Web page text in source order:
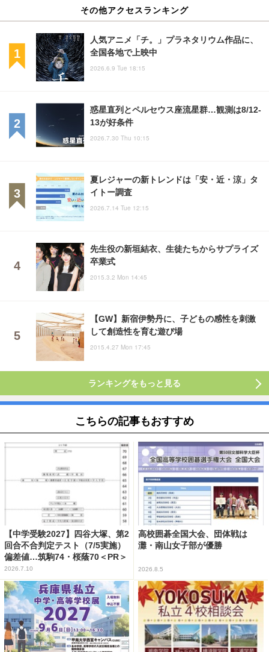
その他アクセスランキング
人気アニメ「チ。」プラネタリウム作品に、
全国各地で上映中
2026.6.9 Tue 18:15
惑星直列とペルセウス座流星群…観測は8/12-
13が好条件
2026.7.30 Thu 10:15
夏レジャーの新トレンドは「安・近・涼」タ
イトー調査
2026.7.14 Tue 12:15
先生役の新垣結衣、生徒たちからサプライズ
卒業式
2015.3.2 Mon 14:45
【GW】新宿伊勢丹に、子どもの感性を刺激
して創造性を育む遊び場
2015.4.27 Mon 17:45
ランキングをもっと見る
こちらの記事もおすすめ
【中学受験2027】四谷大塚、第2
回合不合判定テスト（7/5実施）
偏差値…筑駒74・桜蔭70＜PR＞
2026.7.10
高校囲碁全国大会、団体戦は
灘・南山女子部が優勝
2026.8.5